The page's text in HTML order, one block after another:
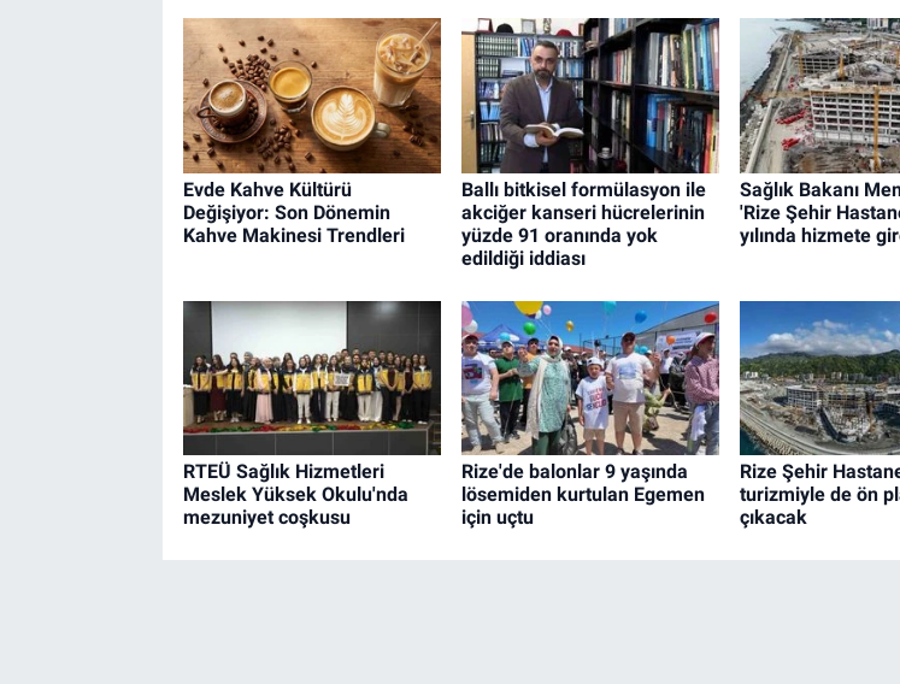
Evde Kahve Kültürü
Değişiyor: Son Dönemin
Kahve Makinesi Trendleri
Ballı bitkisel formülasyon ile
akciğer kanseri hücrelerinin
yüzde 91 oranında yok
edildiği iddiası
Sağlık Bakanı
'Rize Şehir
yılında hizmete
RTEÜ Sağlık Hizmetleri
Meslek Yüksek Okulu'nda
mezuniyet coşkusu
Rize'de balonlar 9 yaşında
lösemiden kurtulan Egemen
için uçtu
Rize Şehir
turizmiyle de ön
çıkacak